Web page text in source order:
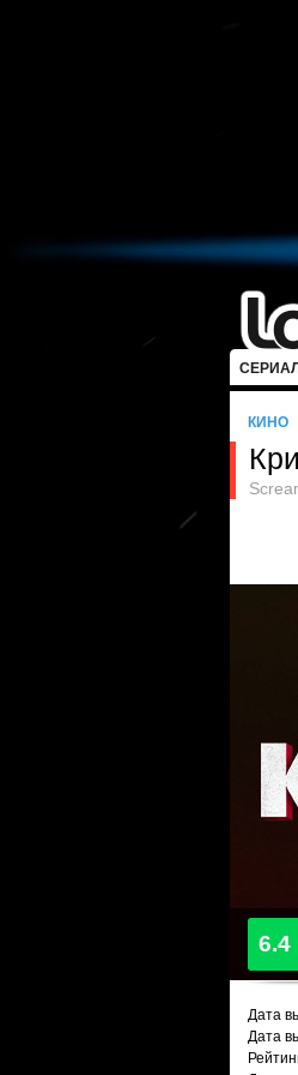
КИНО
6.4
Дата
Дата